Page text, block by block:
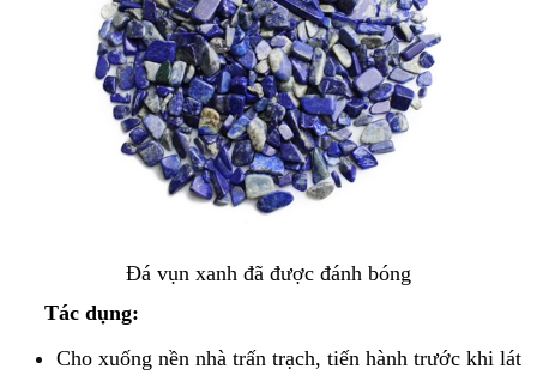
Đá vụn xanh đã được đánh bóng
Tác dụng:
Cho xuống nền nhà trấn trạch, tiến hành trước khi lát